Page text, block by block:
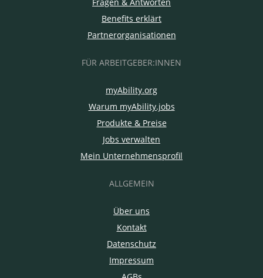
Benefits erklärt
Partnerorganisationen
FÜR ARBEITGEBER:INNEN
myAbility.org
Warum myAbility.jobs
Produkte & Preise
Jobs verwalten
Mein Unternehmensprofil
ALLGEMEIN
Über uns
Kontakt
Datenschutz
Impressum